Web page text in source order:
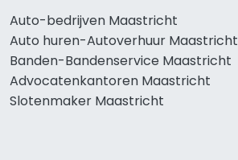
Auto-bedrijven Maastricht
Auto huren-Autoverhuur Maastricht
Banden-Bandenservice Maastricht
Advocatenkantoren Maastricht
Slotenmaker Maastricht